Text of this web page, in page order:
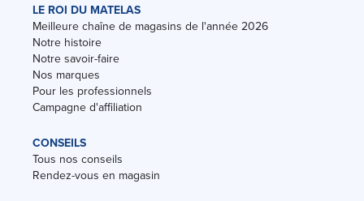
LE ROI DU MATELAS
Meilleure chaîne de magasins de l'année 2026
Notre histoire
Notre savoir-faire
Nos marques
Pour les professionnels
Campagne d'affiliation
CONSEILS
Tous nos conseils
Rendez-vous en magasin